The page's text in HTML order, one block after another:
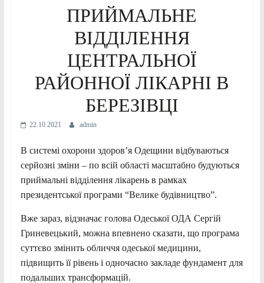
ПРИЙМАЛЬНЕ
ВІДДІЛЕННЯ
ЦЕНТРАЛЬНОЇ
РАЙОННОЇ ЛІКАРНІ В
БЕРЕЗІВЦІ
22.10.2021 admin
В системі охорони здоров’я Одещини відбуваються
серйозні зміни – по всій області масштабно будуються
приймальні відділення лікарень в рамках
президентської програми “Велике будівництво”.
Вже зараз, відзначає голова Одеської ОДА Сергій
Гриневецький, можна впевнено сказати, що програма
суттєво змінить обличчя одеської медицини,
підвищить її рівень і одночасно закладе фундамент для
подальших трансформацій.